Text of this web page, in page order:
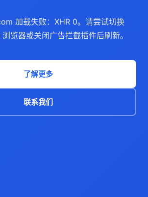
加载失败：XHR 0。请尝试切换
览器或关闭广告拦截插件后刷新。
了解更多
联系我们